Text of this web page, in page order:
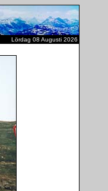
Lördag 08 Augusti 2026